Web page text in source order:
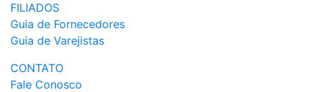
FILIADOS
Guia de Fornecedores
Guia de Varejistas
CONTATO
Fale Conosco